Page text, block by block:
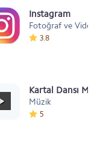
Instagram
Fotoğraf ve Video
3.8
Kartal Dansı
Müzik
5